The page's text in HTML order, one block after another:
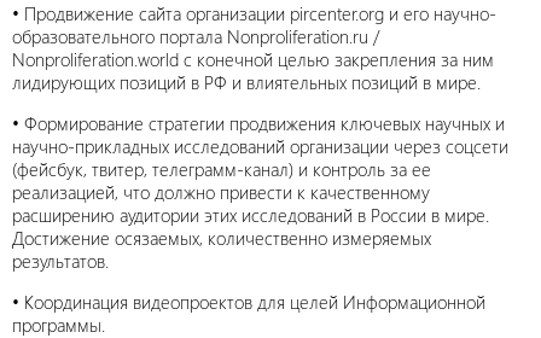
• Продвижение сайта организации pircenter.org и его научно-
образовательного портала Nonproliferation.ru /
Nonproliferation.world с конечной целью закрепления за ним
лидирующих позиций в РФ и влиятельных позиций в мире.
• Формирование стратегии продвижения ключевых научных и
научно-прикладных исследований организации через соцсети
(фейсбук, твитер, телеграмм-канал) и контроль за ее
реализацией, что должно привести к качественному
расширению аудитории этих исследований в России в мире.
Достижение осязаемых, количественно измеряемых
результатов.
• Координация видеопроектов для целей Информационной
программы.